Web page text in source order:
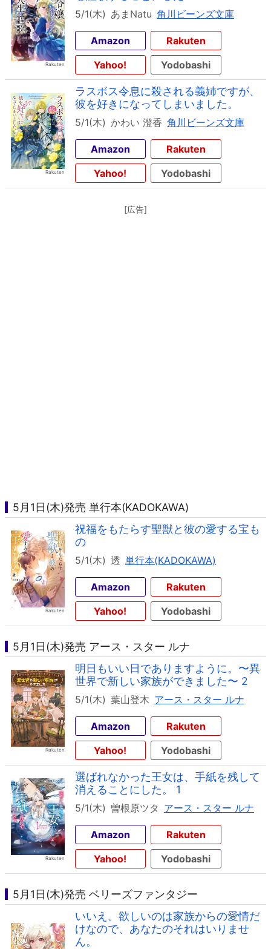
5/1(木) あまNatu 角川ビーンズ文庫
Amazon
Rakuten
Yahoo!
Yodobashi
ラスボス令息に殺される義姉ですが、
彼を好きになってしまいました。
5/1(木) かわい 澄香 角川ビーンズ文庫
Amazon
Rakuten
Yahoo!
Yodobashi
[広告]
5月1日(木)発売 単行本(KADOKAWA)
祝福をもたらす聖獣と彼の愛する宝も
の
5/1(木) 透 単行本(KADOKAWA)
Amazon
Rakuten
Yahoo!
Yodobashi
5月1日(木)発売 アース・スター ルナ
明日もいい日でありますように。〜異
世界で新しい家族ができました〜 2
5/1(木) 葉山登木 アース・スター ルナ
Amazon
Rakuten
Yahoo!
Yodobashi
選ばれなかった王女は、手紙を残して
消えることにした。 1
5/1(木) 曽根原ツタ アース・スター ルナ
Amazon
Rakuten
Yahoo!
Yodobashi
5月1日(木)発売 ベリーズファンタジー
いいえ。欲しいのは家族からの愛情だ
けなので、あなたのそれはいりませ
ん。